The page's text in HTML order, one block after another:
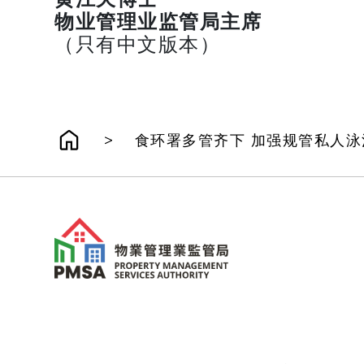
物业管理业监管局主席
（只有中文版本）
> 食环署多管齐下 加强规管私人